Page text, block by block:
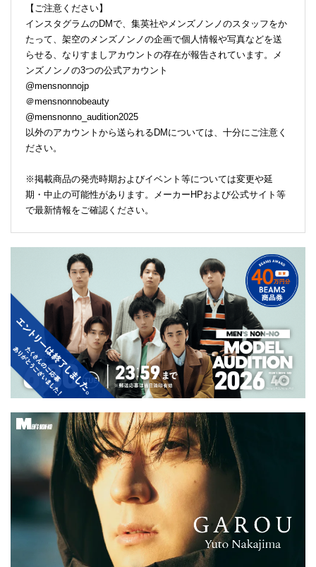
【ご注意ください】
インスタグラムのDMで、集英社やメンズノンノのスタッフをか
たって、架空のメンズノンノの企画で個人情報や写真などを送
らせる、なりすましアカウントの存在が報告されています。メ
ンズノンノの3つの公式アカウント
@mensnonnojp
＠mensnonnobeauty
@mensnonno_audition2025
以外のアカウントから送られるDMについては、十分にご注意く
ださい。
※掲載商品の発売時期およびイベント等については変更や延
期・中止の可能性があります。メーカーHPおよび公式サイト等
で最新情報をご確認ください。